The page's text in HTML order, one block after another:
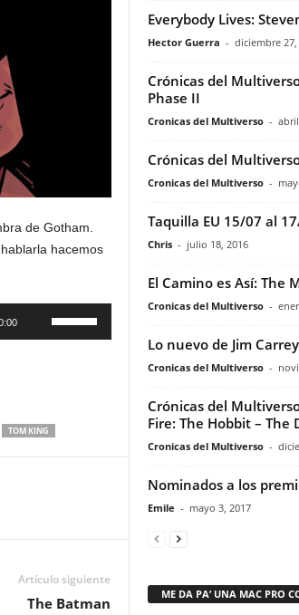
de Gotham.
hacemos
arriba/abajo
TOM KING
Artículo siguiente
The Batman
Everybody Lives:
Hector Guerra - diciembre 27,
Crónicas del
Phase II
Cronicas del Multiverso -
Crónicas del
Cronicas del Multiverso -
Taquilla EU 15/07 al
Chris - julio 18, 2016
El Camino es Así: The
Cronicas del Multiverso -
Lo nuevo de Jim Carrey
Cronicas del Multiverso -
Crónicas del
Fire: The Hobbit – The
Cronicas del Multiverso -
Nominados a los
Emile - mayo 3, 2017
ME DA PA’ UNA MAC PRO